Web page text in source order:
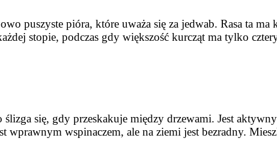
puszyste pióra, które uważa się za jedwab. Rasa ta
stopie, podczas gdy większość kurcząt ma tylko
się, gdy przeskakuje między drzewami. Jest
wprawnym wspinaczem, ale na ziemi jest bezradny.